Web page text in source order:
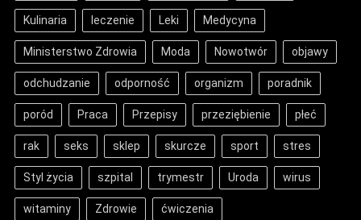
Kulinaria leczenie Leki Medycyna
Ministerstwo Zdrowia Moda Nowotwór objawy
odchudzanie odporność organizm poradnik
poród Praca Przepisy przeziębienie płeć
rak seks sklep skurcze sport stres
Styl życia szpital trymestr Uroda wirus
witaminy Zdrowie ćwiczenia